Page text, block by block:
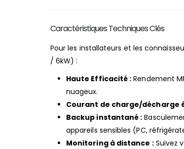
Caractéristiques Techniques Clés
Pour les installateurs et les
/ 6kW) :
Haute Efficacité : Rendement
nuageux.
Courant de charge/décharge
Backup instantané :
appareils sensibles (PC,
Monitoring à distance :Suivez